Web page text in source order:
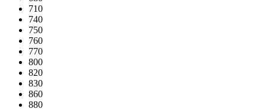
710
740
750
760
770
800
820
830
860
880